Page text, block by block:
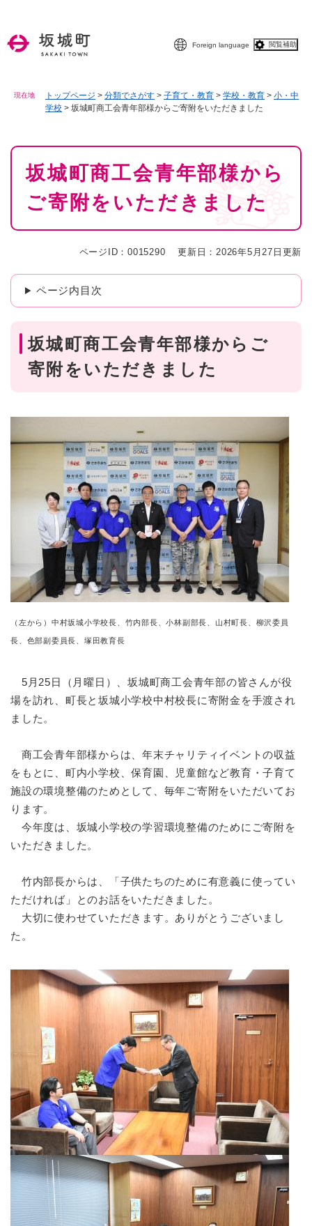
Foreign language 閲覧補助
現在地 トップページ > 分類でさがす > 子育て・教育 > 学校・教育 > 小・中
学校 > 坂城町商工会青年部様からご寄附をいただきました
本
坂城町商工会青年部様から
ご寄附をいただきました
ページID：0015290 更新日：2026年5月27日更新
ページ内目次
坂城町商工会青年部様からご
寄附をいただきました
（左から）中村坂城小学校長、竹内部長、小林副部長、山村町長、柳沢委員
長、色部副委員長、塚田教育長
5月25日（月曜日）、坂城町商工会青年部の皆さんが役
場を訪れ、町長と坂城小学校中村校長に寄附金を手渡され
ました。
商工会青年部様からは、年末チャリティイベントの収益
をもとに、町内小学校、保育園、児童館など教育・子育て
施設の環境整備のためとして、毎年ご寄附をいただいてお
ります。
今年度は、坂城小学校の学習環境整備のためにご寄附を
いただきました。
竹内部長からは、「子供たちのために有意義に使ってい
ただければ」とのお話をいただきました。
大切に使わせていただきます。ありがとうございまし
た。